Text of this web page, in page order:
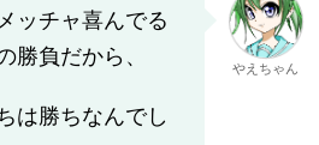
ッチャ喜んでる
勝負だから、
は勝ちなんでし
やえちゃん